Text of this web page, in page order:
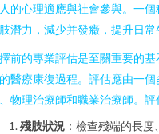
的心理適應與社會參與。一
潛力，減少并發癥，提升日常
前的專業評估是至關重要的
醫療康復過程。評估應由一
物理治療師和職業治療師。評
殘肢狀況 ：檢查殘端的長